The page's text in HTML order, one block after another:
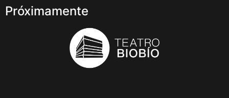
Próximamente